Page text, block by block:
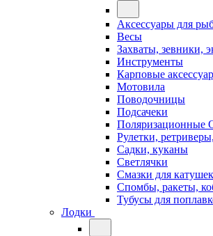
Аксессуары для
Весы
Захваты, зевники,
Инструменты
Карповые
Мотовила
Поводочницы
Подсачеки
Поляризационные
Рулетки,
Садки, куканы
Светлячки
Смазки для катушек
Спомбы, ракеты,
Тубусы для
Лодки